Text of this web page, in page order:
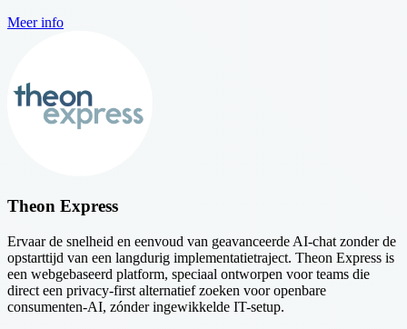
Meer info
Theon Express
Ervaar de snelheid en eenvoud van geavanceerde AI-chat zonder de
opstarttijd van een langdurig implementatietraject. Theon Express is
een webgebaseerd platform, speciaal ontworpen voor teams die
direct een privacy-first alternatief zoeken voor openbare
consumenten-AI, zónder ingewikkelde IT-setup.